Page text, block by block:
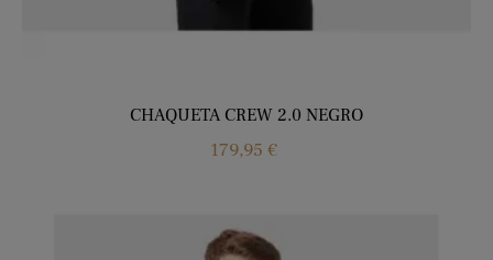
CHAQUETA CREW 2.0 NEGRO
Precio
179,95 €